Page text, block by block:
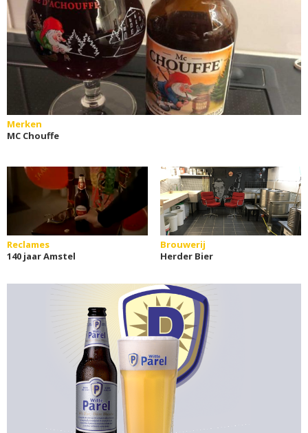
Merken
MC Chouffe
Reclames
140 jaar Amstel
Brouwerij
Herder Bier